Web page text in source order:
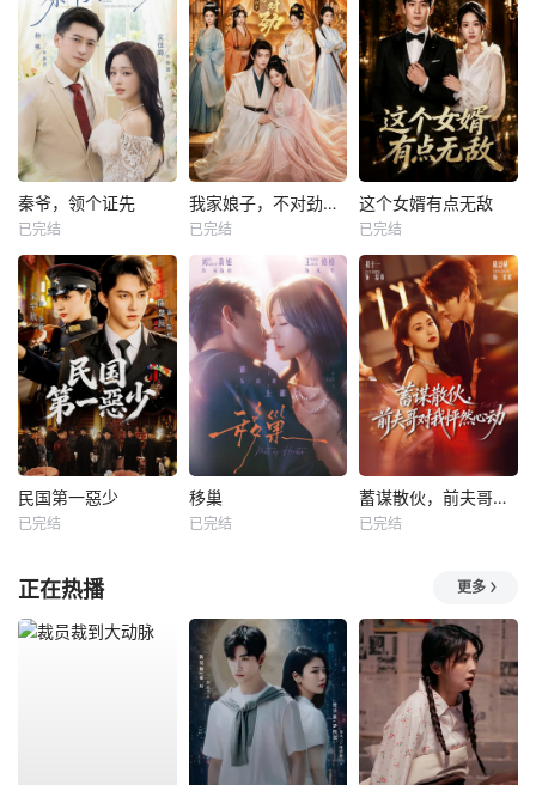
秦爷，领个证先
已完结
我家娘子，不对劲第四季
已完结
这个女婿有点无敌
已完结
民国第一惡少
已完结
移巢
已完结
蓄谋散伙，前夫哥对我怦然心动
已完结
正在热播 更多